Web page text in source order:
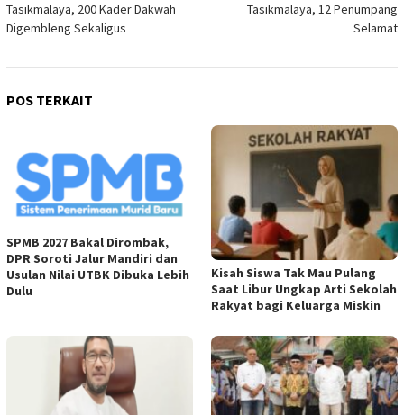
Tasikmalaya, 200 Kader Dakwah
Digembleng Sekaligus
Tasikmalaya, 12 Penumpang
Selamat
POS TERKAIT
SPMB 2027 Bakal Dirombak,
DPR Soroti Jalur Mandiri dan
Usulan Nilai UTBK Dibuka Lebih
Dulu
Kisah Siswa Tak Mau Pulang
Saat Libur Ungkap Arti Sekolah
Rakyat bagi Keluarga Miskin